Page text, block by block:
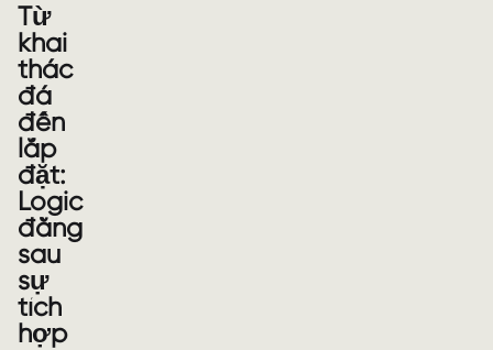
Từ
khai
thác
đá
đến
lắp
đặt:
Logic
đằng
sau
sự
tích
hợp